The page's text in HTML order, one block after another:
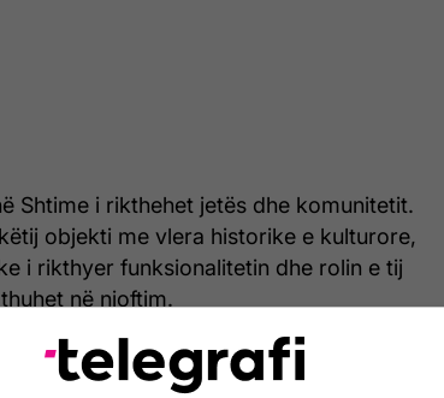
Shtime i rikthehet jetës dhe komunitetit.
objekti me vlera historike e kulturore,
i rikthyer funksionalitetin dhe rolin e tij
në njoftim.
e objektit kanë marrë pjesë
e Kulturës, Saranda Bogujevci,